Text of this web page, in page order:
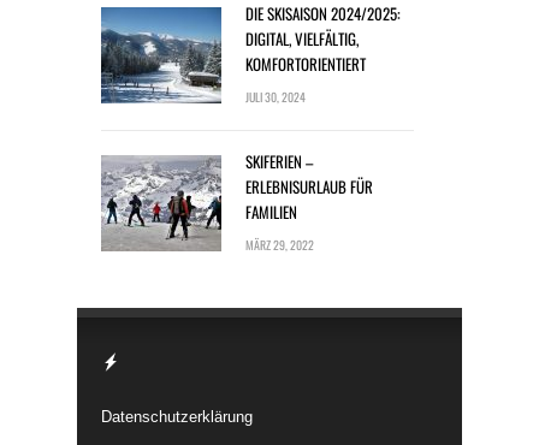
DIE SKISAISON 2024/2025:
DIGITAL, VIELFÄLTIG,
KOMFORTORIENTIERT
JULI 30, 2024
SKIFERIEN –
ERLEBNISURLAUB FÜR
FAMILIEN
MÄRZ 29, 2022
Datenschutzerklärung